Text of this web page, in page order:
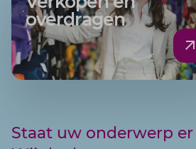
overdragen
Staat uw onderwerp